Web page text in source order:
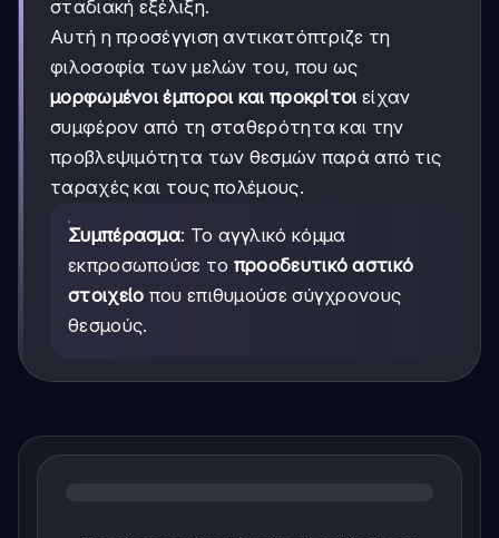
σταδιακή εξέλιξη.
Αυτή η προσέγγιση αντικατόπτριζε τη
φιλοσοφία των μελών του, που ως
μορφωμένοι έμποροι και προκρίτοι είχαν
συμφέρον από τη σταθερότητα και την
προβλεψιμότητα των θεσμών παρά από τις
ταραχές και τους πολέμους.
Συμπέρασμα: Το αγγλικό κόμμα
εκπροσωπούσε το προοδευτικό αστικό
στοιχείο που επιθυμούσε σύγχρονους
θεσμούς.